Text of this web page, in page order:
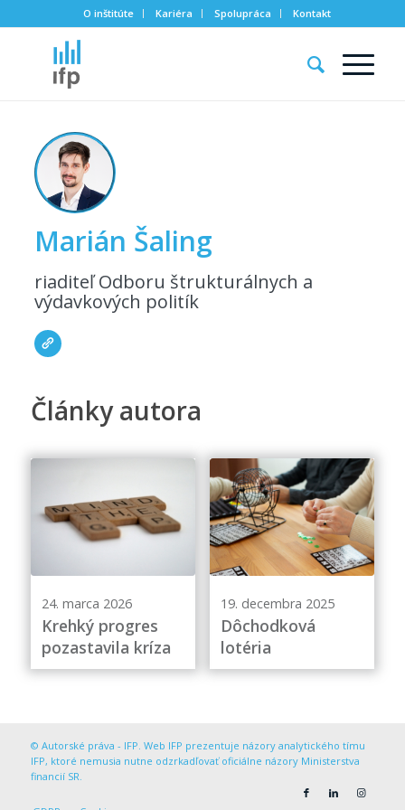
O inštitúte Kariéra Spolupráca Kontakt
Marián Šaling
riaditeľ Odboru štrukturálnych a
výdavkových politík
Články autora
24. marca 2026
Krehký progres
pozastavila kríza
19. decembra 2025
Dôchodková
lotéria
© Autorské práva - IFP. Web IFP prezentuje názory analytického tímu
IFP, ktoré nemusia nutne odzrkadľovať oficiálne názory Ministerstva
financií SR.